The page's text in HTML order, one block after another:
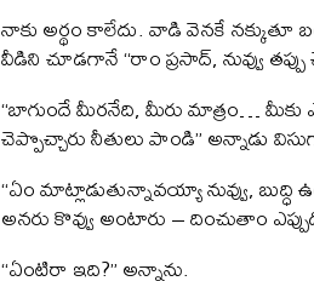
నాకు అర్థం కాలేదు. వాడి వెనకే
వీడిని చూడగానే “రాం ప్రసాద్, నువ్వు
“బాగుందే మీరనేది, మీరు మాత్రం…
చెప్పొచ్చారు నీతులు పాండి” అన్నాడు
“ఏం మాట్లాడుతున్నావయ్యా నువ్వు,
అనరు కొవ్వు అంటారు – దించుతాం
“ఏంటిరా ఇది?” అన్నాను.